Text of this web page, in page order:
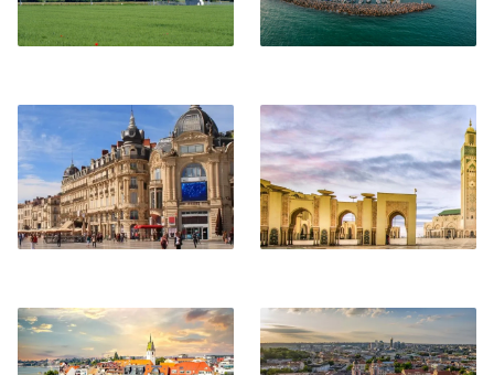
Montpellier Casablanca
Friedrichshafen Vilnius